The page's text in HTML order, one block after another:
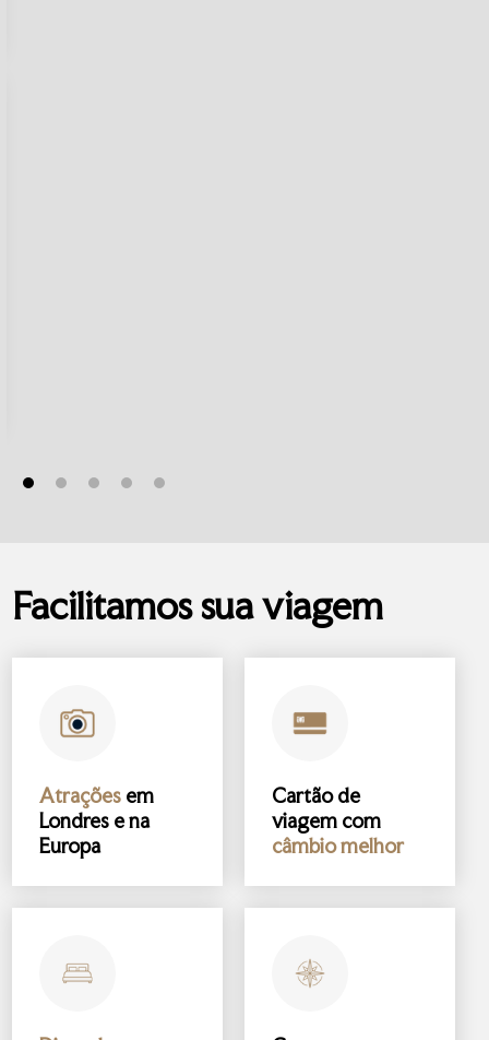
Facilitamos sua viagem
Atrações em
Londres e na
Europa
Cartão de
viagem com
câmbio melhor